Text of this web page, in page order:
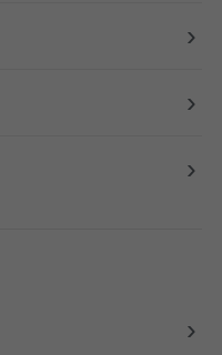
›
›
›
›